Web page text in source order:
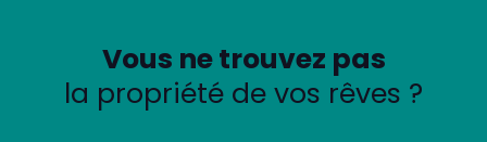
Vous ne trouvez pas
la propriété de vos rêves ?